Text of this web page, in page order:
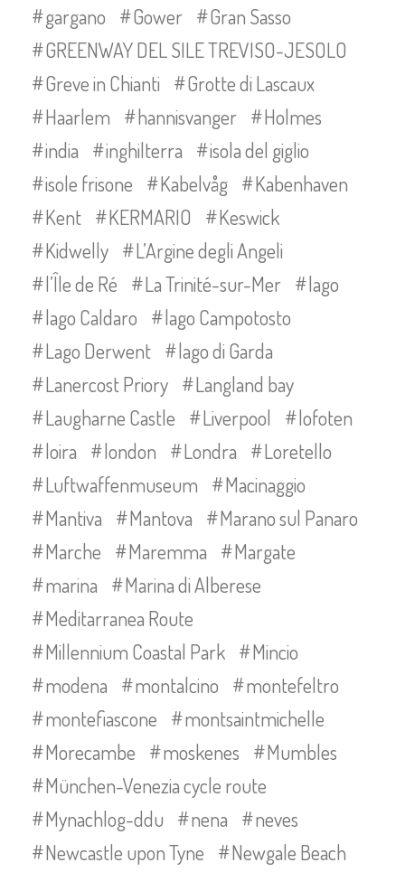
gargano Gower
Gran Sasso
GREENWAY DEL SILE TREVISO-JESOLO
Greve in Chianti
Grotte di Lascaux
Haarlem
hannisvanger
Holmes
india
inghilterra
isola del giglio
isole frisone
Kabelvåg
Kabenhaven
Kent
KERMARIO
Keswick
Kidwelly
L’Argine degli Angeli
l’Île de Ré
La Trinité-sur-Mer
lago
lago Caldaro
lago Campotosto
Lago Derwent
lago di Garda
Lanercost Priory
Langland bay
Laugharne Castle
Liverpool
lofoten
loira
london Londra
Loretello
Luftwaffenmuseum
Macinaggio
Mantiva
Mantova
Marano sul Panaro
Marche
Maremma
Margate
marina
Marina di Alberese
Meditarranea Route
Millennium Coastal Park
Mincio
modena
montalcino
montefeltro
montefiascone
montsaintmichelle
Morecambe
moskenes
Mumbles
München-Venezia cycle route
Mynachlog-ddu
nena
neves
Newcastle upon Tyne
Newgale Beach